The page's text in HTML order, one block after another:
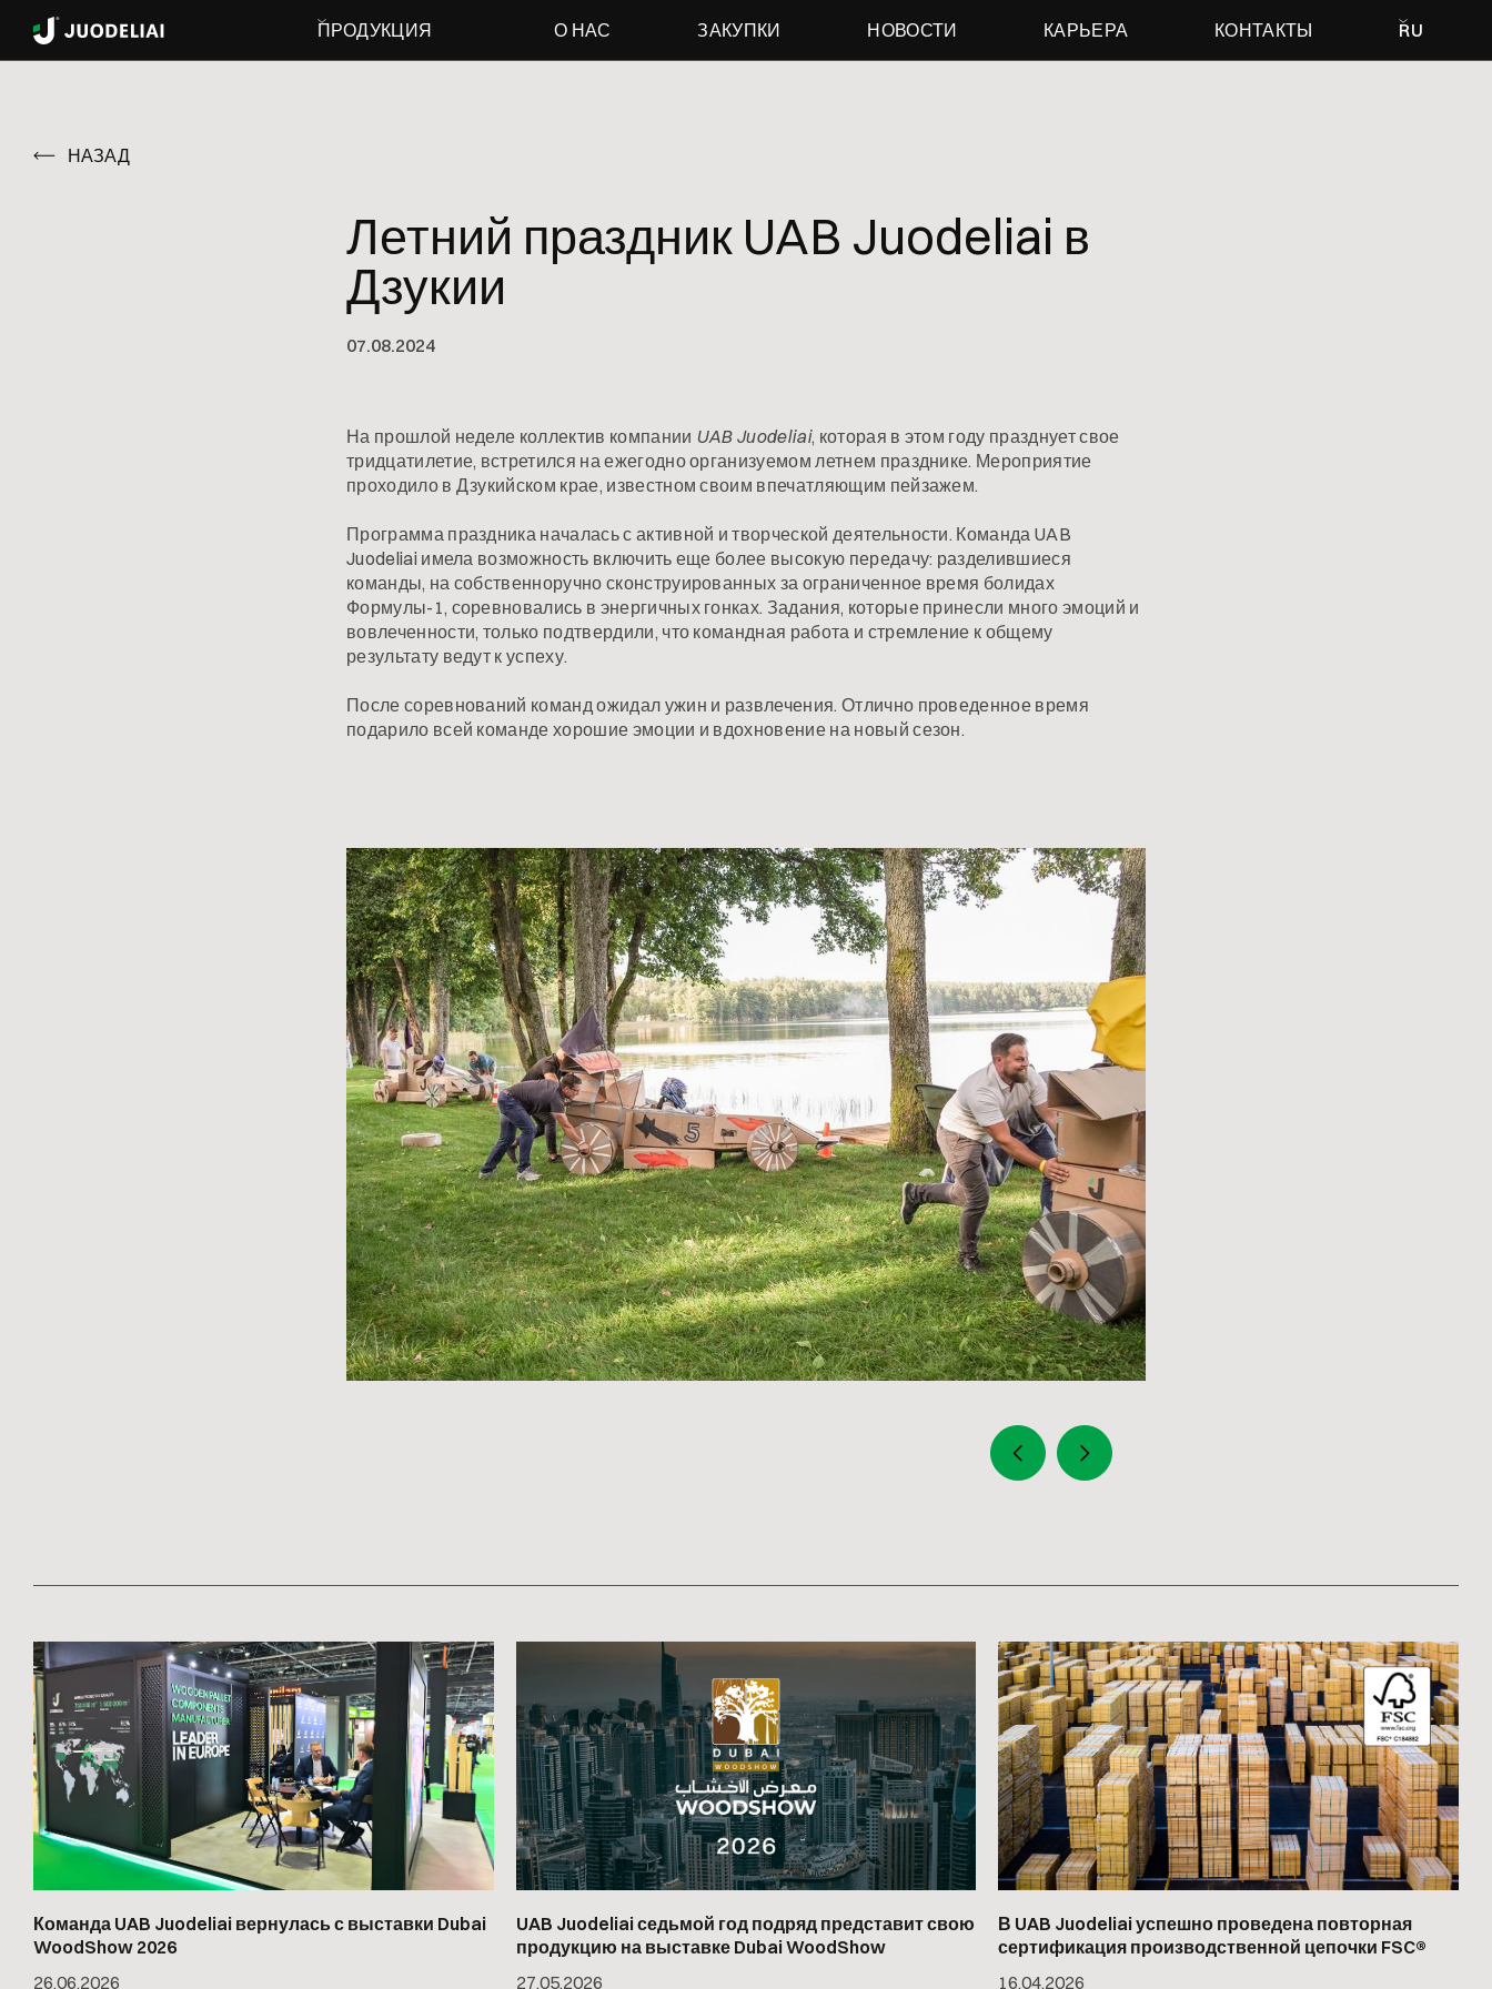
ПРОДУКЦИЯ О НАС ЗАКУПКИ НОВОСТИ КАРЬЕРА КОНТАКТЫ RU
НАЗАД
Летний праздник UAB Juodeliai в
Дзукии
07.08.2024
На прошлой неделе коллектив компании UAB Juodeliai, которая в этом году празднует свое
тридцатилетие, встретился на ежегодно организуемом летнем празднике. Мероприятие
проходило в Дзукийском крае, известном своим впечатляющим пейзажем.
Программа праздника началась с активной и творческой деятельности. Команда UAB
Juodeliai имела возможность включить еще более высокую передачу: разделившиеся
команды, на собственноручно сконструированных за ограниченное время болидах
Формулы-1, соревновались в энергичных гонках. Задания, которые принесли много эмоций и
вовлеченности, только подтвердили, что командная работа и стремление к общему
результату ведут к успеху.
После соревнований команд ожидал ужин и развлечения. Отлично проведенное время
подарило всей команде хорошие эмоции и вдохновение на новый сезон.
Команда UAB Juodeliai вернулась с выставки Dubai
WoodShow 2026
26.06.2026
UAB Juodeliai седьмой год подряд представит свою
продукцию на выставке Dubai WoodShow
27.05.2026
В UAB Juodeliai успешно проведена повторная
сертификация производственной цепочки FSC®
16.04.2026